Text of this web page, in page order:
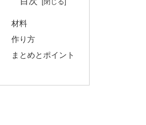
材料
作り方
まとめとポイント